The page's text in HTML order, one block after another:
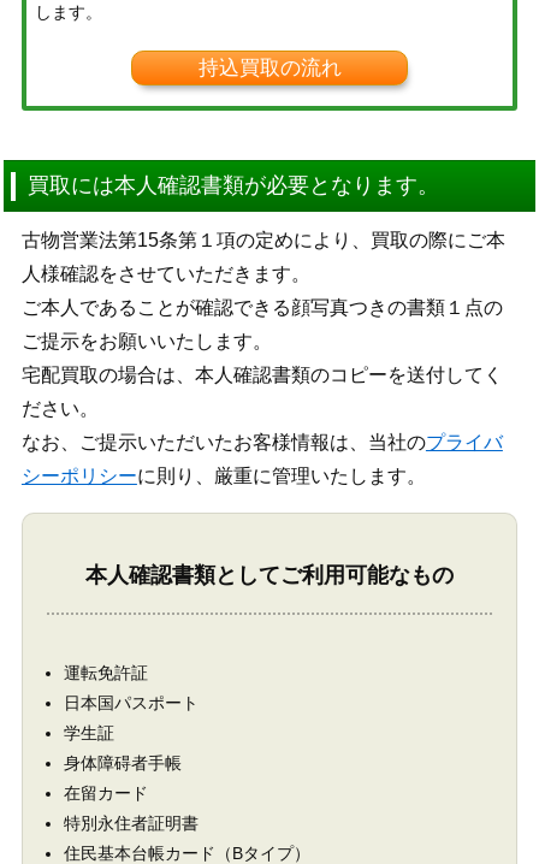
します。
持込買取の流れ
買取には本人確認書類が必要となります。
古物営業法第15条第１項の定めにより、買取の際にご本
人様確認をさせていただきます。
ご本人であることが確認できる顔写真つきの書類１点の
ご提示をお願いいたします。
宅配買取の場合は、本人確認書類のコピーを送付してく
ださい。
なお、ご提示いただいたお客様情報は、当社のプライバ
シーポリシーに則り、厳重に管理いたします。
本人確認書類としてご利用可能なもの
運転免許証
日本国パスポート
学生証
身体障碍者手帳
在留カード
特別永住者証明書
住民基本台帳カード（Bタイプ）